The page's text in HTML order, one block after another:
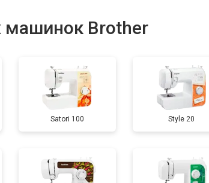
Brother
Satori 100 Style 20